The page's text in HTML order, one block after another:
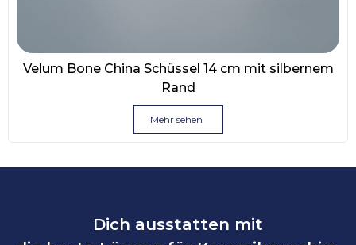
Velum Bone China Schüssel 14 cm mit silbernem
Rand
Mehr sehen
Dich ausstatten mit